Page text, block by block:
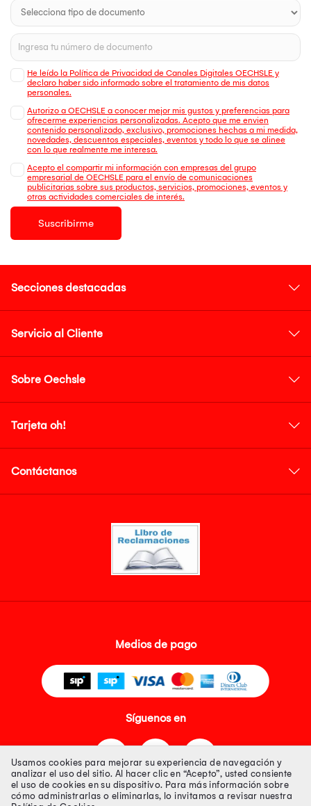
He leído la Política de Privacidad de Canales Digitales OECHSLE y
declaro haber sido informado sobre el tratamiento de mis datos
personales.
Autorizo a OECHSLE a conocer mejor mis gustos y preferencias para
ofrecerme experiencias personalizadas. Acepto que me envien
contenido personalizado, exclusivo, promociones hechas a mi medida,
novedades, descuentos especiales, eventos y todo lo que se alinee
con lo que realmente me interesa.
Acepto el compartir mi información con empresas del grupo
empresarial de OECHSLE para el envío de comunicaciones
publicitarias sobre sus productos, servicios, promociones, eventos y
otras actividades comerciales de interés.
Suscribirme
Secciones destacadas
Servicio al Cliente
Sobre Oechsle
Tarjeta oh!
Contáctanos
Medios de pago
Síguenos en
Usamos cookies para mejorar su experiencia de navegación y
analizar el uso del sitio. Al hacer clic en “Acepto”, usted consiente
el uso de cookies en su dispositivo. Para más información sobre
cómo administrarlas o eliminarlas, lo invitamos a revisar nuestra